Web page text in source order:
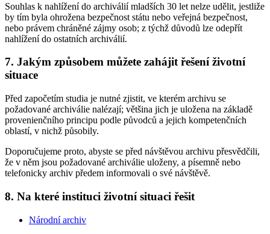
Souhlas k nahlížení do archiválií mladších 30 let nelze udělit, jestliže
by tím byla ohrožena bezpečnost státu nebo veřejná bezpečnost,
nebo právem chráněné zájmy osob; z týchž důvodů lze odepřít
nahlížení do ostatních archiválií.
7. Jakým způsobem můžete zahájit řešení životní
situace
Před započetím studia je nutné zjistit, ve kterém archivu se
požadované archiválie nalézají; většina jich je uložena na základě
provenienčního principu podle původců a jejich kompetenčních
oblastí, v nichž působily.
Doporučujeme proto, abyste se před návštěvou archivu přesvědčili,
že v něm jsou požadované archiválie uloženy, a písemně nebo
telefonicky archiv předem informovali o své návštěvě.
8. Na které instituci životní situaci řešit
Národní archiv